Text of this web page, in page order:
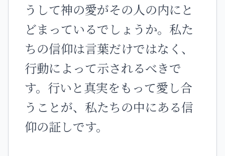
うして神の愛がその人の内にと
どまっているでしょうか。私た
ちの信仰は言葉だけではなく、
行動によって示されるべきで
す。行いと真実をもって愛し合
うことが、私たちの中にある信
仰の証しです。